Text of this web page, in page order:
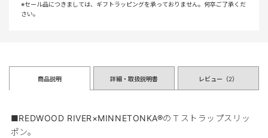
※セール品につきましては、ギフトラッピングを承っておりません。何卒ご了承くだ
さい。
商品説明 詳細・取扱説明書 レビュー（2）
■REDWOOD RIVER×MINNETONKA®のＴストラップスリッ
ポン。